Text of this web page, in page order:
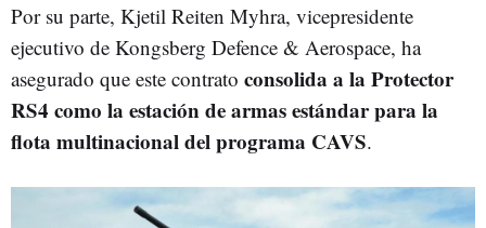
Por su parte, Kjetil Reiten Myhra, vicepresidente
ejecutivo de Kongsberg Defence & Aerospace, ha
asegurado que este contrato consolida a la Protector
RS4 como la estación de armas estándar para la
flota multinacional del programa CAVS.